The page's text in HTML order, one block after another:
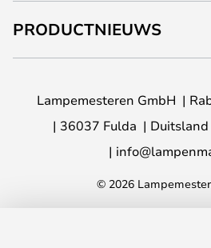
PRODUCTNIEUWS
Lampemesteren GmbH
36037 Fulda
Duitsland
© 2026